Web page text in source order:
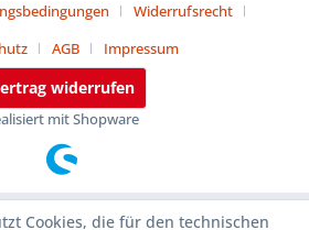
Widerrufsrecht
AGB Impressum
widerrufen
mit Shopware
Cookies, die für den technischen